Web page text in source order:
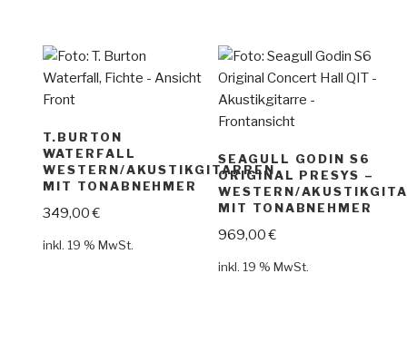
T.BURTON
WATERFALL
WESTERN/AKUSTIKGITARREN
MIT TONABNEHMER
349,00€
inkl. 19 % MwSt.
SEAGULL GODIN S6
ORIGINAL PRESYS –
WESTERN/
MIT TONABNEHMER
969,00€
inkl. 19 % MwSt.